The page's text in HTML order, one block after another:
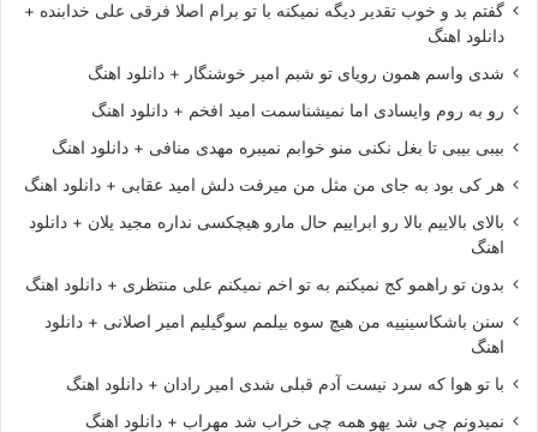
گفتم بد و خوب تقدیر دیگه نمیکنه با تو برام اصلا فرقی علی خدابنده +
دانلود اهنگ
شدی واسم همون رویای تو شبم امیر خوشنگار + دانلود اهنگ
رو به روم وایسادی اما نمیشناسمت امید افخم + دانلود اهنگ
بیبی بیبی تا بغل نکنی منو خوابم نمیبره مهدی منافی + دانلود اهنگ
هر کی بود به جای من مثل من میرفت دلش امید عقابی + دانلود اهنگ
بالای بالاییم بالا رو ابراییم حال مارو هیچکسی نداره مجید یلان + دانلود
اهنگ
بدون تو راهمو کج نمیکنم به تو اخم نمیکنم علی منتظری + دانلود اهنگ
سنن باشکاسینییه من هیچ سوه بیلمم سوگیلیم امیر اصلانی + دانلود
اهنگ
با تو هوا که سرد نیست آدم قبلی شدی امیر رادان + دانلود اهنگ
نمیدونم چی شد یهو همه چی خراب شد مهراب + دانلود اهنگ